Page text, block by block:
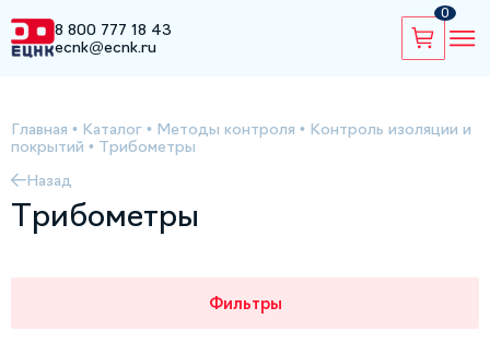
8 800 777 18 43
ecnk@ecnk.ru
0
Главная • Каталог • Методы контроля • Контроль изоляции и
покрытий • Трибометры
Назад
Трибометры
Фильтры